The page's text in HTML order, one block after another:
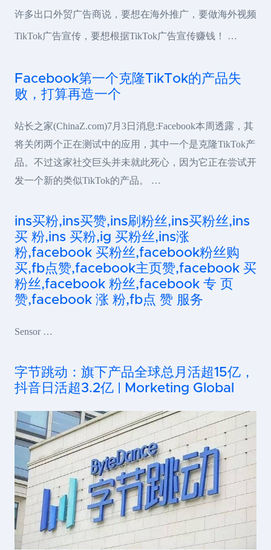
许多出口外贸广告商说，要想在海外推广，要做海外视频
TikTok广告宣传，要想根据TikTok广告宣传赚钱！ …
Facebook第一个克隆TikTok的产品失
败，打算再造一个
站长之家(ChinaZ.com)7月3日消息:Facebook本周透露，其
将关闭两个正在测试中的应用，其中一个是克隆TikTok产
品。不过这家社交巨头并未就此死心，因为它正在尝试开
发一个新的类似TikTok的产品。 …
ins买粉,ins买赞,ins刷粉丝,ins买粉丝,ins
买 粉,ins 买粉,ig 买粉丝,ins涨
粉,facebook 买粉丝,facebook粉丝购
买,fb点赞,facebook主页赞,facebook 买
粉丝,facebook 粉丝,facebook 专 页
赞,facebook 涨 粉,fb点 赞 服务
Sensor …
字节跳动：旗下产品全球总月活超15亿，
抖音日活超3.2亿 | Morketing Global